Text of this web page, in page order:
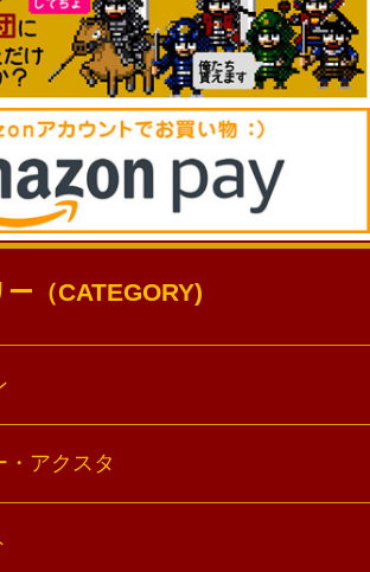
（CATEGORY)
・アクスタ